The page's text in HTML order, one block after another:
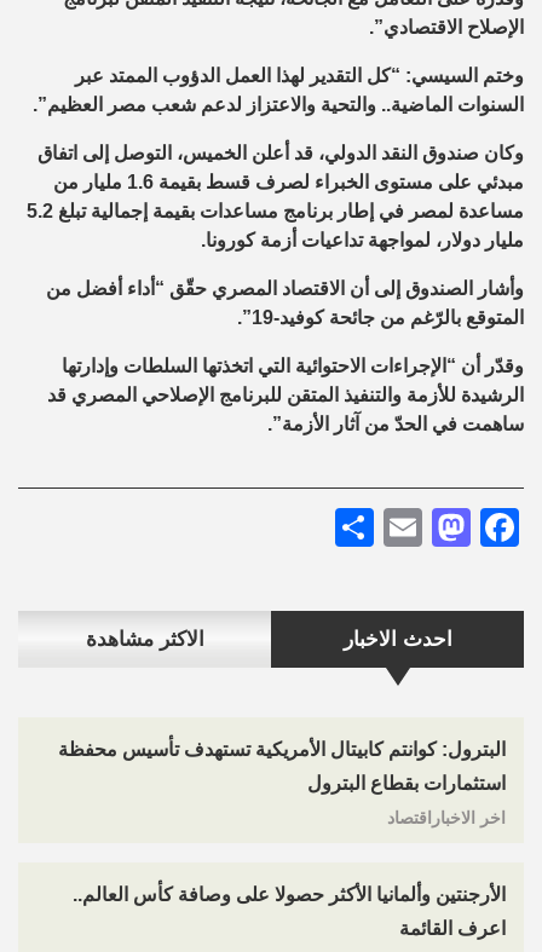
احدث الاخبار الاكثر مشاهدة
البترول: كوانتم كابيتال الأمريكية تستهدف تأسيس محفظة
استثمارات بقطاع البترول
اخر الاخباراقتصاد
الأرجنتين وألمانيا الأكثر حصولا على وصافة كأس العالم..
اعرف القائمة
الإصلاح الاقتصادي”.
وختم السيسي: “كل التقدير لهذا العمل الدؤوب الممتد عبر
السنوات الماضية.. والتحية والاعتزاز لدعم شعب مصر العظيم”.
وكان صندوق النقد الدولي، قد أعلن الخميس، التوصل إلى اتفاق
مبدئي على مستوى الخبراء لصرف قسط بقيمة 1.6 مليار من
مساعدة لمصر في إطار برنامج مساعدات بقيمة إجمالية تبلغ 5.2
مليار دولار، لمواجهة تداعيات أزمة كورونا.
وأشار الصندوق إلى أن الاقتصاد المصري حقّق “أداء أفضل من
المتوقع بالرّغم من جائحة كوفيد-19”.
وقدّر أن “الإجراءات الاحتوائية التي اتخذتها السلطات وإدارتها
الرشيدة للأزمة والتنفيذ المتقن للبرنامج الإصلاحي المصري قد
ساهمت في الحدّ من آثار الأزمة”.
Facebook
Mastodon
Email